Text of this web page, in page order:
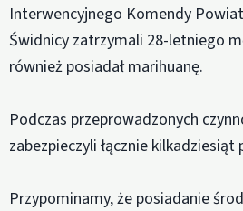
Interwencyjnego Komendy
Świdnicy zatrzymali 28-letniego
również posiadał marihuanę.
Podczas przeprowadzonych
zabezpieczyli łącznie
Przypominamy, że posiadanie